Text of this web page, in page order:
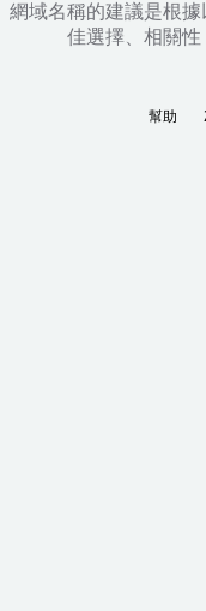
網域名稱的建議是根
佳選擇、相關性
幫助